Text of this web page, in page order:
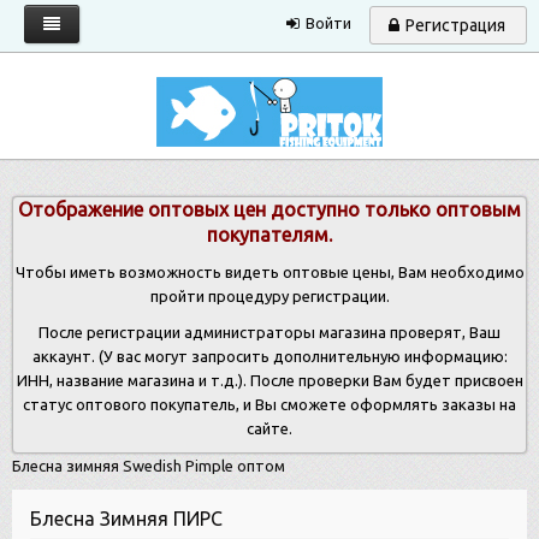
Войти Регистрация
Отображение оптовых цен доступно только оптовым
покупателям.
Чтобы иметь возможность видеть оптовые цены, Вам необходимо
пройти процедуру регистрации.
После регистрации администраторы магазина проверят, Ваш
аккаунт. (У вас могут запросить дополнительную информацию:
ИНН, название магазина и т.д.). После проверки Вам будет присвоен
статус оптового покупатель, и Вы сможете оформлять заказы на
сайте.
Блесна зимняя Swedish Pimple оптом
Блесна Зимняя ПИРС
Запрос прайса
Условия работы
Новости